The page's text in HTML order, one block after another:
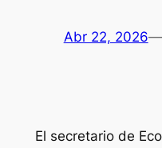
Abr 22, 2026—
El secretario de